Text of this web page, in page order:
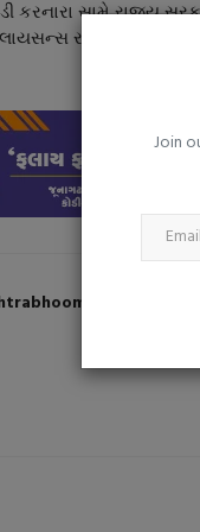
Join
કરનારા સામે રાજ્ય
રદ ઉપરાંત જેલ
વિસ્તારમાં ચાલતું
ધામ...